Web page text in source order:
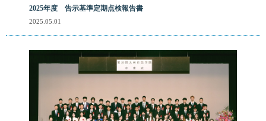
2025年度 告示基準定期点検報告書
2025.05.01